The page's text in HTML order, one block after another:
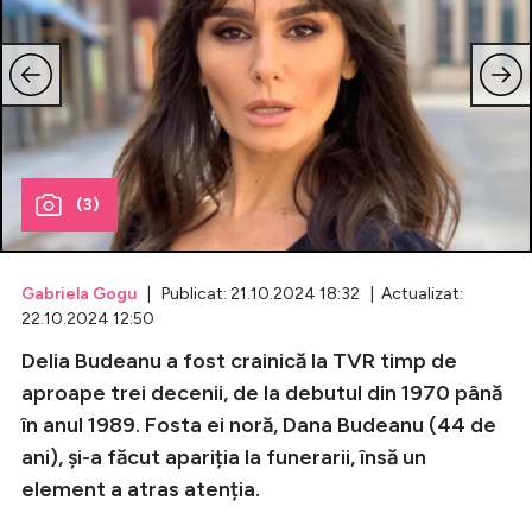
Horoscop
Lifestyle
Celebrități
Breaking News
(3)
Gabriela Gogu | Publicat: 21.10.2024 18:32 | Actualizat:
22.10.2024 12:50
Delia Budeanu a fost crainică la TVR timp de
aproape trei decenii, de la debutul din 1970 până
în anul 1989. Fosta ei noră, Dana Budeanu (44 de
ani), și-a făcut apariția la funerarii, însă un
element a atras atenția.